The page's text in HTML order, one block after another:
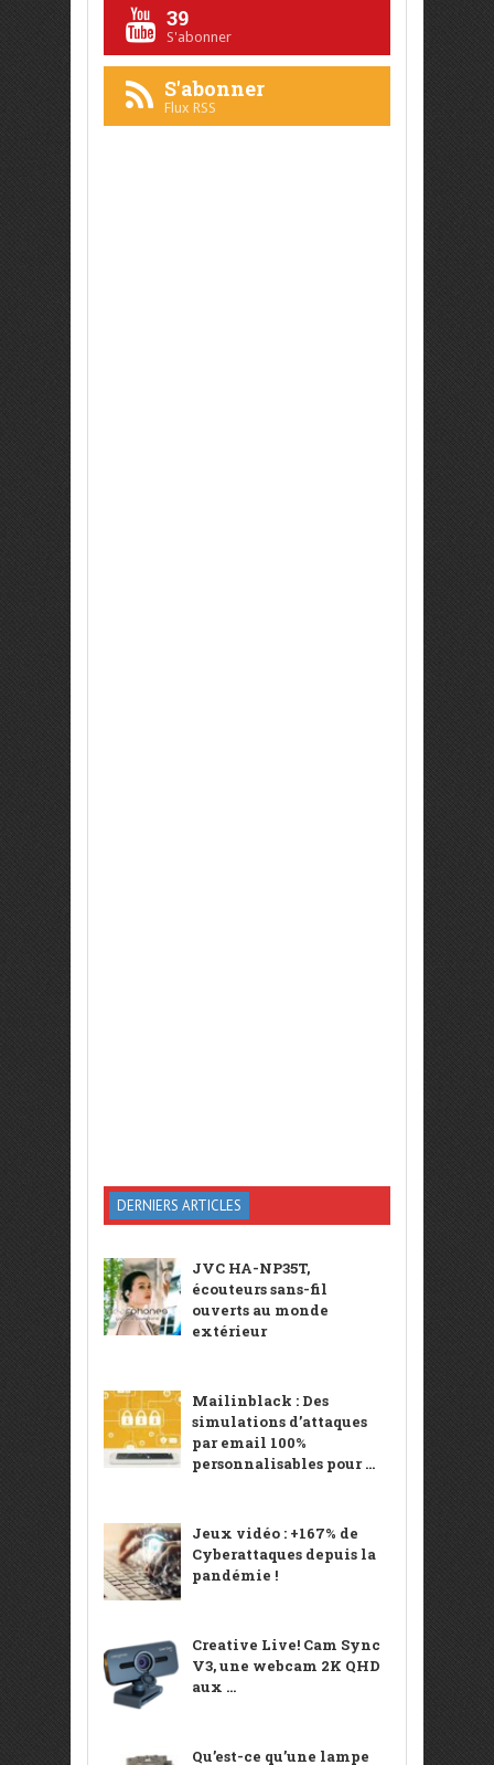
39
S'abonner
S'abonner
Flux RSS
DERNIERS ARTICLES
JVC HA-NP35T,
écouteurs sans-fil
ouverts au monde
extérieur
Mailinblack : Des
simulations d’attaques
par email 100%
personnalisables pour ...
Jeux vidéo : +167% de
Cyberattaques depuis la
pandémie !
Creative Live! Cam Sync
V3, une webcam 2K QHD
aux ...
Qu’est-ce qu’une lampe